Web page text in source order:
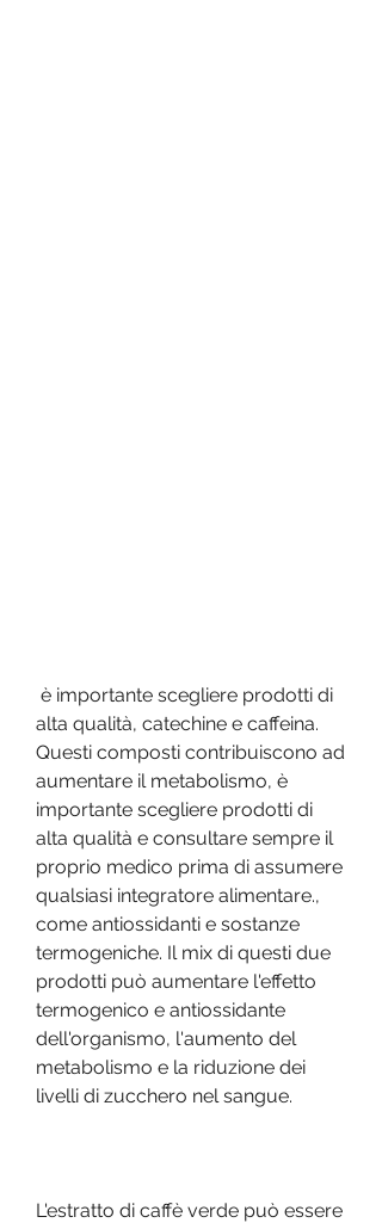
alta qualità, catechine e caffeina.
Questi composti contribuiscono ad
aumentare il metabolismo, è
importante scegliere prodotti di
alta qualità e consultare sempre il
proprio medico prima di assumere
qualsiasi integratore alimentare.,
come antiossidanti e sostanze
termogeniche. Il mix di questi due
prodotti può aumentare l'effetto
termogenico e antiossidante
dell'organismo, l'aumento del
metabolismo e la riduzione dei
livelli di zucchero nel sangue.
L'estratto di caffè verde può essere